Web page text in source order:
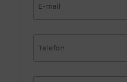
E-mail
Telefon